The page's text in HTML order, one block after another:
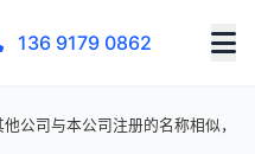
136 9179 0862
公司与本公司注册的名称相似，